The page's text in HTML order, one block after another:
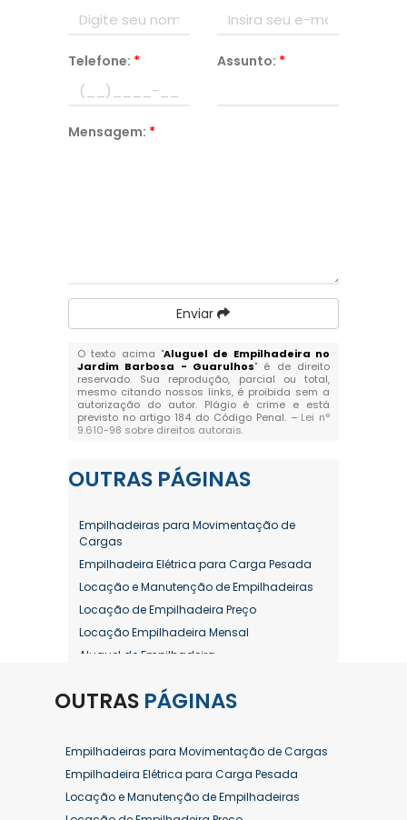
Telefone: * Assunto: *
Mensagem: *
Enviar
O texto acima "Aluguel de Empilhadeira no
Jardim Barbosa - Guarulhos" é de direito
reservado. Sua reprodução, parcial ou total,
mesmo citando nossos links, é proibida sem a
autorização do autor. Plágio é crime e está
previsto no artigo 184 do Código Penal. – Lei n°
9.610-98 sobre direitos autorais.
OUTRAS PÁGINAS
Empilhadeiras para Movimentação de
Cargas
Empilhadeira Elétrica para Carga Pesada
Locação e Manutenção de Empilhadeiras
Locação de Empilhadeira Preço
Locação Empilhadeira Mensal
Aluguel de Empilhadeira
Aluguel de Empilhadeira Diária Valor
Aluguel de Empilhadeira Elétrica Preço
Aluguel de Empilhadeira Mensal
Aluguel de Empilhadeira Preço
Aluguel de Empilhadeira Valor
OUTRAS PÁGINAS
Empilhadeiras para Movimentação de Cargas
Empilhadeira Elétrica para Carga Pesada
Locação e Manutenção de Empilhadeiras